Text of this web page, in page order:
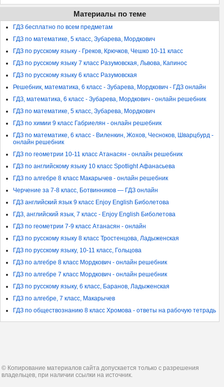
Материалы по теме
ГДЗ бесплатно по всем предметам
ГДЗ по математике, 5 класс, Зубарева, Мордкович
ГДЗ по русскому языку - Греков, Крючков, Чешко 10-11 класс
ГДЗ по русскому языку 7 класс Разумовская, Львова, Капинос
ГДЗ по русскому языку 6 класс Разумовская
Решебник, математика, 6 класс - Зубарева, Мордкович - ГДЗ онлайн
ГДЗ, математика, 6 класс - Зубарева, Мордкович - онлайн решебник
ГДЗ по математике, 5 класс, Зубарева, Мордкович
ГДЗ по химии 9 класс Габриелян - онлайн решебник
ГДЗ по математике, 6 класс - Виленкин, Жохов, Чесноков, Шварцбурд -
онлайн решебник
ГДЗ по геометрии 10-11 класс Атанасян - онлайн решебник
ГДЗ по английскому языку 10 класс Spotlight Афанасьева
ГДЗ по алгебре 8 класс Макарычев - онлайн решебник
Черчение за 7-8 класс, Ботвинников — ГДЗ онлайн
ГДЗ английский язык 9 класс Enjoy English Биболетова
ГДЗ, английский язык, 7 класс - Enjoy English Биболетова
ГДЗ по геометрии 7-9 класс Атанасян - онлайн
ГДЗ по русскому языку 8 класс Тростенцова, Ладыженская
ГДЗ по русскому языку, 10-11 класс, Гольцова
ГДЗ по алгебре 8 класс Мордкович - онлайн решебник
ГДЗ по алгебре 7 класс Мордкович - онлайн решебник
ГДЗ по русскому языку, 6 класс, Баранов, Ладыженская
ГДЗ по алгебре, 7 класс, Макарычев
ГДЗ по обществознанию 8 класс Хромова - ответы на рабочую тетрадь
© Копирование материалов сайта допускается только с разрешения
владельцев, при наличии ссылки на источник.